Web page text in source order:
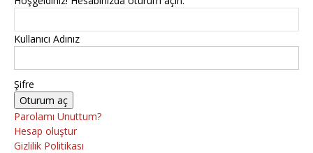
Kullanıcı Adınız
Şifre
Parolamı Unuttum?
Hesap oluştur
Gizlilik Politikası